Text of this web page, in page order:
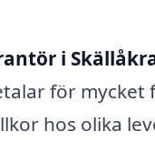
i
för mycket
hos olika